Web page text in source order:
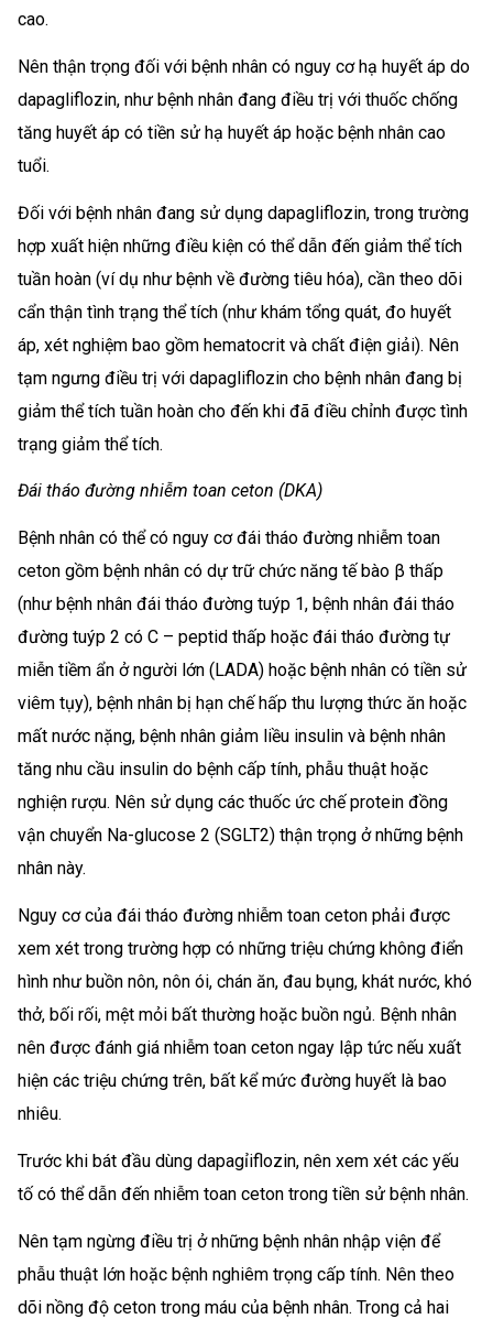
cao.
Nên thận trọng đối với bệnh nhân có nguy cơ hạ huyết áp do
dapagliflozin, như bệnh nhân đang điều trị với thuốc chống
tăng huyết áp có tiền sử hạ huyết áp hoặc bệnh nhân cao
tuổi.
Đối với bệnh nhân đang sử dụng dapagliflozin, trong trường
hợp xuất hiện những điều kiện có thể dẫn đến giảm thể tích
tuần hoàn (ví dụ như bệnh về đường tiêu hóa), cần theo dõi
cẩn thận tình trạng thể tích (như khám tổng quát, đo huyết
áp, xét nghiệm bao gồm hematocrit và chất điện giải). Nên
tạm ngưng điều trị với dapagliflozin cho bệnh nhân đang bị
giảm thể tích tuần hoàn cho đến khi đã điều chỉnh được tình
trạng giảm thể tích.
Đái tháo đường nhiễm toan ceton (DKA)
Bệnh nhân có thể có nguy cơ đái tháo đường nhiễm toan
ceton gồm bệnh nhân có dự trữ chức năng tế bào β thấp
(như bệnh nhân đái tháo đường tuýp 1, bệnh nhân đái tháo
đường tuýp 2 có C – peptid thấp hoặc đái tháo đường tự
miễn tiềm ẩn ở người lớn (LADA) hoặc bệnh nhân có tiền sử
viêm tụy), bệnh nhân bị hạn chế hấp thu lượng thức ăn hoặc
mất nước nặng, bệnh nhân giảm liều insulin và bệnh nhân
tăng nhu cầu insulin do bệnh cấp tính, phẫu thuật hoặc
nghiện rượu. Nên sử dụng các thuốc ức chế protein đồng
vận chuyển Na-glucose 2 (SGLT2) thận trọng ở những bệnh
nhân này.
Nguy cơ của đái tháo đường nhiễm toan ceton phải được
xem xét trong trường hợp có những triệu chứng không điển
hình như buồn nôn, nôn ói, chán ăn, đau bụng, khát nước, khó
thở, bối rối, mệt mỏi bất thường hoặc buồn ngủ. Bệnh nhân
nên được đánh giá nhiễm toan ceton ngay lập tức nếu xuất
hiện các triệu chứng trên, bất kể mức đường huyết là bao
nhiêu.
Trước khi bát đầu dùng dapagỉiflozin, nên xem xét các yếu
tố có thể dẫn đến nhiễm toan ceton trong tiền sử bệnh nhân.
Nên tạm ngừng điều trị ở những bệnh nhân nhập viện để
phẫu thuật lớn hoặc bệnh nghiêm trọng cấp tính. Nên theo
dõi nồng độ ceton trong máu của bệnh nhân. Trong cả hai